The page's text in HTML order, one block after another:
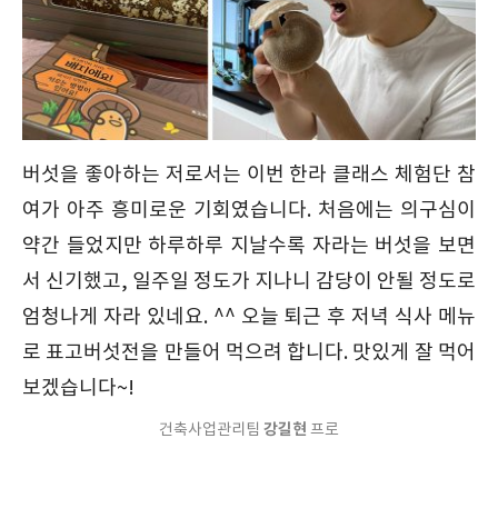
버섯을 좋아하는 저로서는 이번 한라 클래스 체험단 참
여가 아주 흥미로운 기회였습니다. 처음에는 의구심이
약간 들었지만 하루하루 지날수록 자라는 버섯을 보면
서 신기했고, 일주일 정도가 지나니 감당이 안될 정도로
엄청나게 자라 있네요. ^^ 오늘 퇴근 후 저녁 식사 메뉴
로 표고버섯전을 만들어 먹으려 합니다. 맛있게 잘 먹어
보겠습니다~!
건축사업관리팀 강길현 프로